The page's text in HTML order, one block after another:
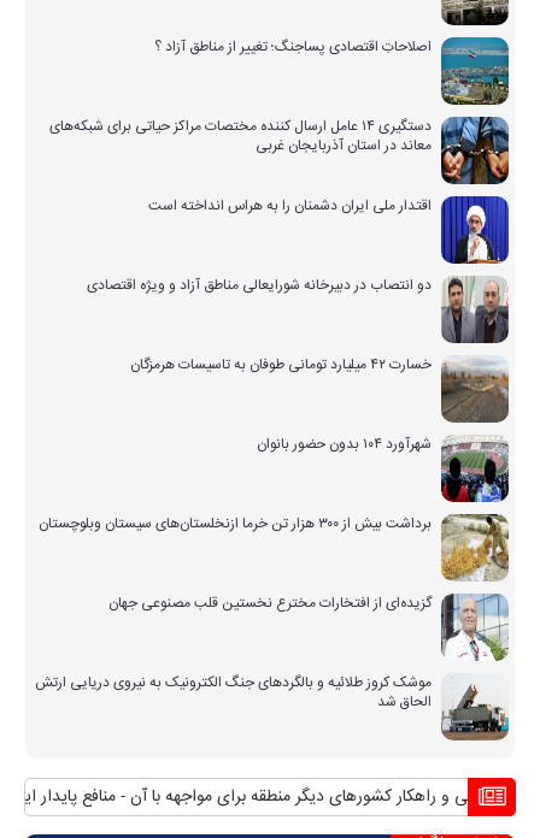
اصلاحاتِ اقتصادی پساجنگ؛ تغییر از مناطق آزاد ؟
دستگیری ۱۴ عامل ارسال کننده مختصات مراکز حیاتی برای شبکه‌های
معاند در استان آذربایجان غربی
اقتدار ملی ایران دشمنان را به هراس انداخته است
دو انتصاب در دبیرخانه شورایعالی مناطق آزاد و ویژه اقتصادی
خسارت ۴۲ میلیارد تومانی طوفان به تاسیسات هرمزگان
شهرآورد ۱۰۴ بدون حضور بانوان
برداشت بیش از ۳۰۰ هزار تن خرما ازنخلستان‌های سیستان وبلوچستان
گزیده‌ای از افتخارات مخترع نخستین قلب مصنوعی جهان
موشک کروز طلائیه و بالگردهای جنگ الکترونیک به نیروی دریایی ارتش
الحاق شد
بی آبی و راهکار کشورهای دیگر منطقه برای مواجهه با آن منافع پایدار ایران